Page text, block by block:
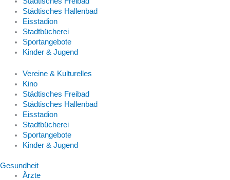
Städtisches Hallenbad
Eisstadion
Stadtbücherei
Sportangebote
Kinder & Jugend
Vereine & Kulturelles
Kino
Städtisches Freibad
Städtisches Hallenbad
Eisstadion
Stadtbücherei
Sportangebote
Kinder & Jugend
Gesundheit
Ärzte